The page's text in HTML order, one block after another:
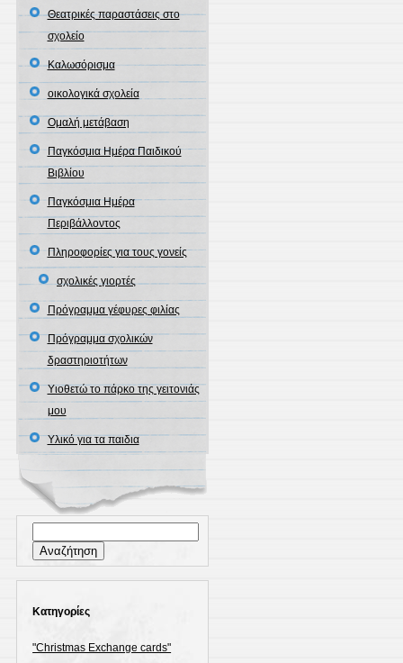
Θεατρικές παραστάσεις στο
σχολείο
Καλωσόρισμα
οικολογικά σχολεία
Ομαλή μετάβαση
Παγκόσμια Ημέρα Παιδικού
Βιβλίου
Παγκόσμια Ημέρα
Περιβάλλοντος
Πληροφορίες για τους γονείς
σχολικές γιορτές
Πρόγραμμα γέφυρες φιλίας
Πρόγραμμα σχολικών
δραστηριοτήτων
Υιοθετώ το πάρκο της γειτονιάς
μου
Υλικό για τα παιδια
για:
Kατηγορίες
"Christmas Exchange cards"